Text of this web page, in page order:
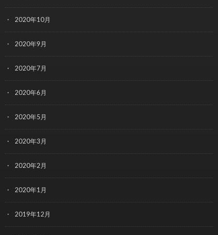
2020年10月
2020年9月
2020年7月
2020年6月
2020年5月
2020年3月
2020年2月
2020年1月
2019年12月